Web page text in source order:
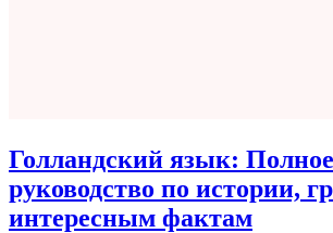
Голландский язык: Полное
руководство по истории,
интересным фактам